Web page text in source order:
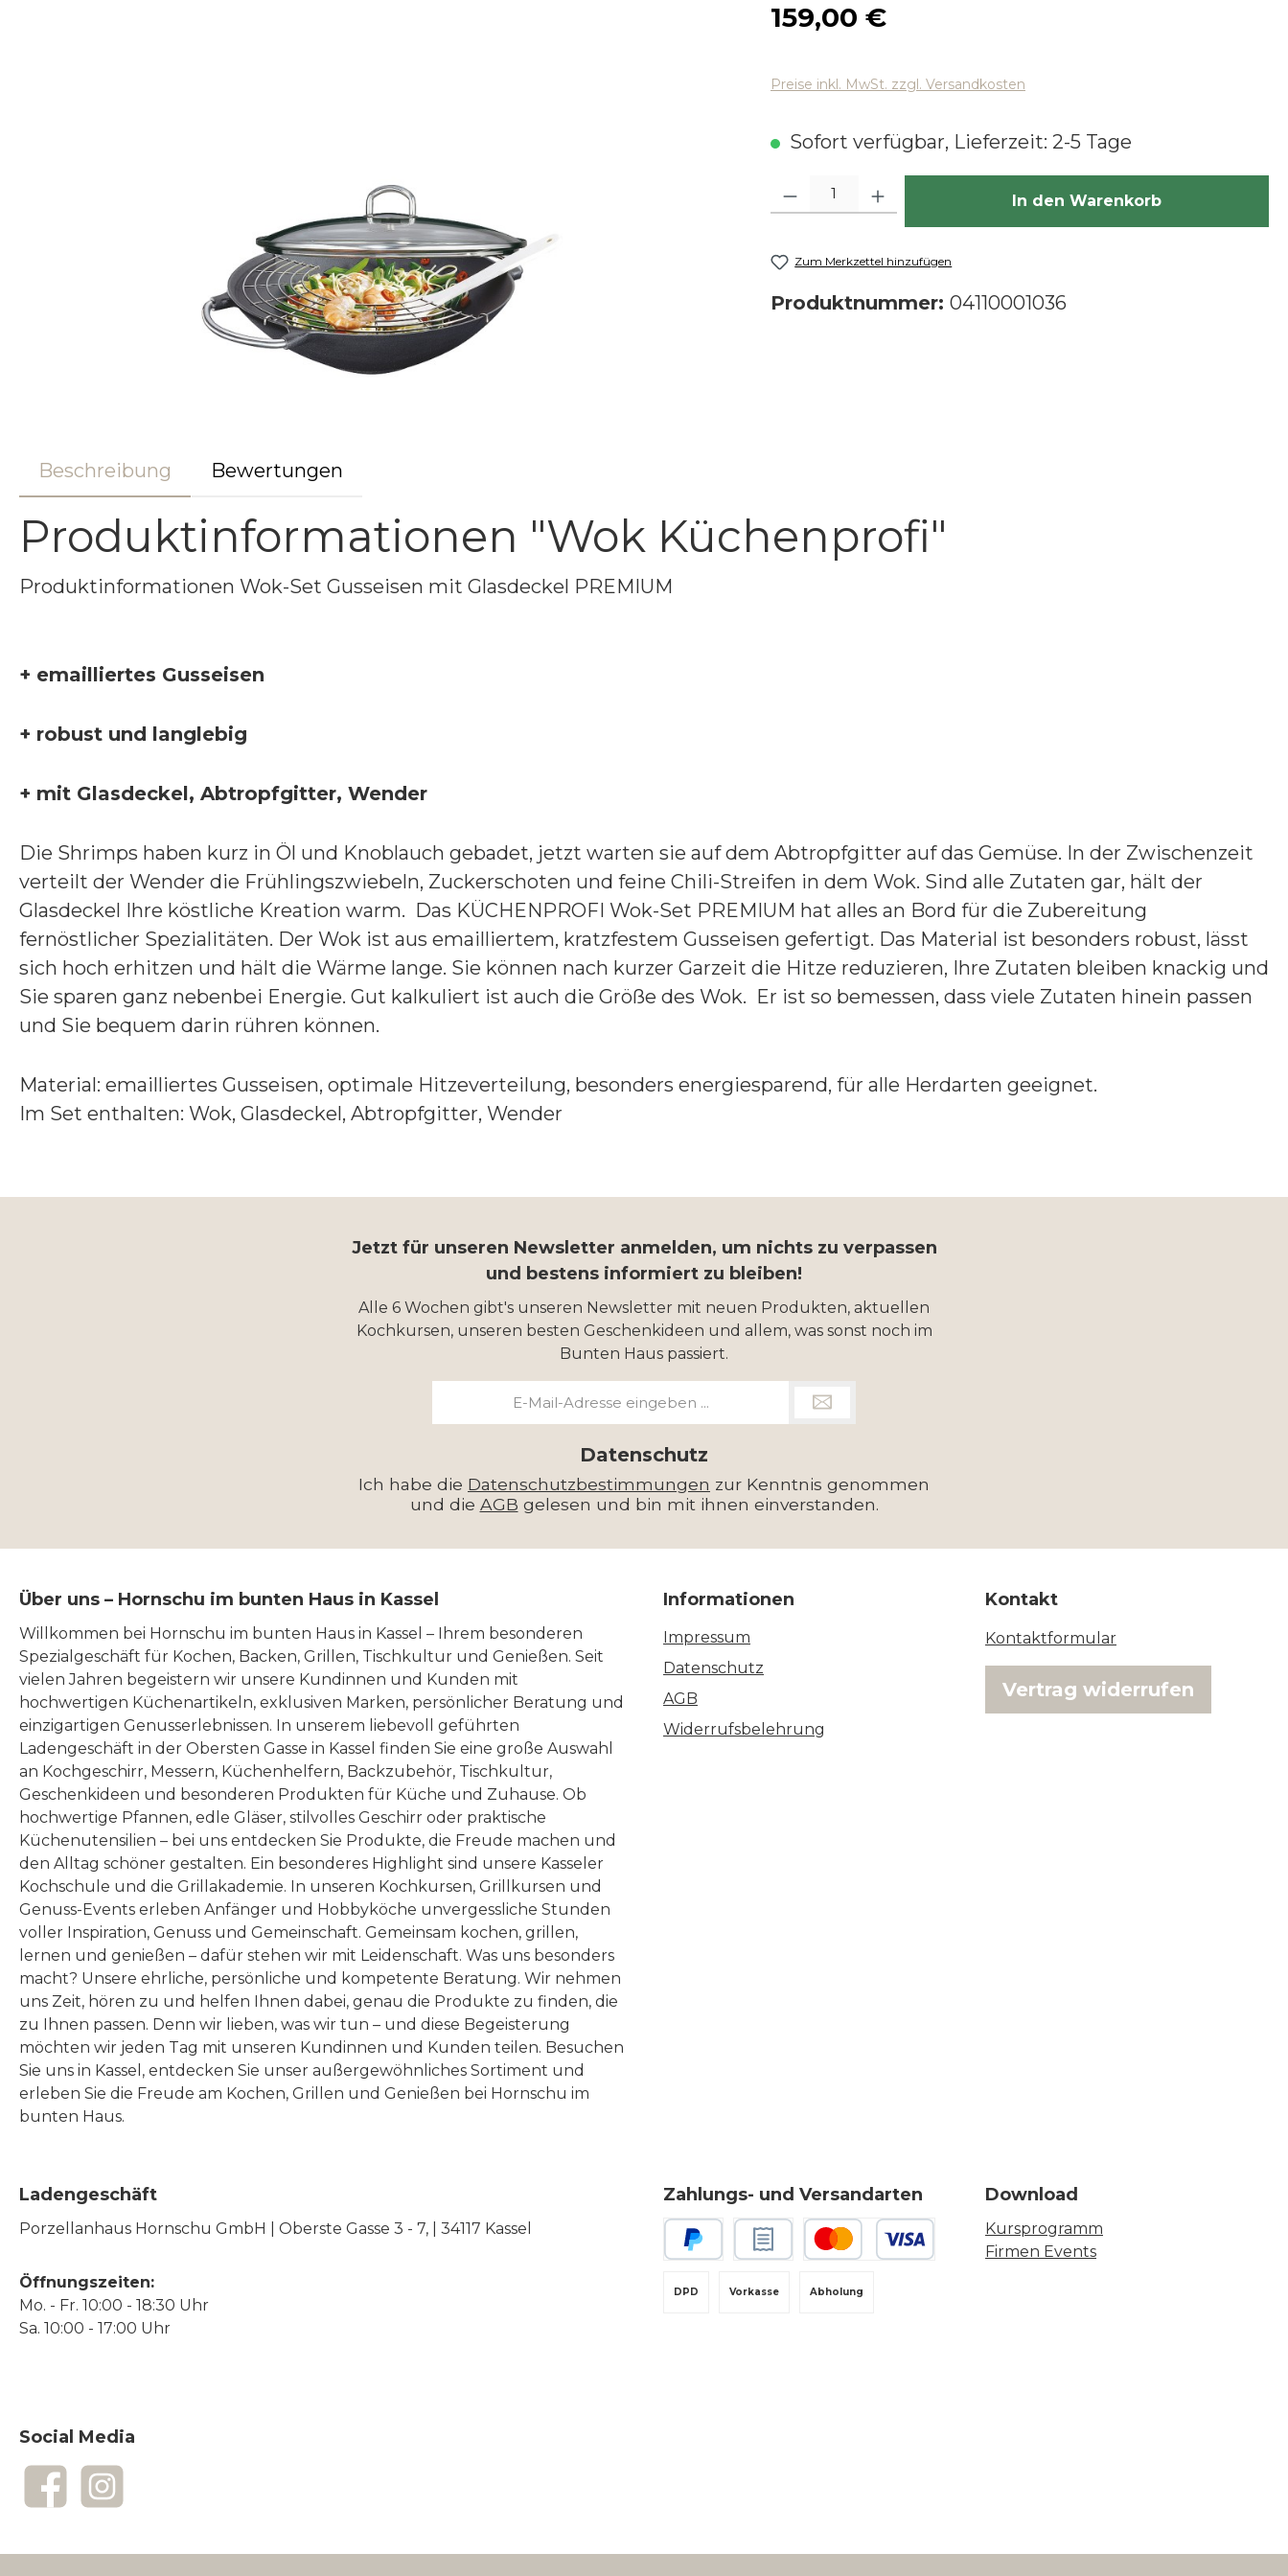
Regulärer Preis:
159,00 €
Preise inkl. MwSt. zzgl. Versandkosten
Sofort verfügbar, Lieferzeit: 2-5 Tage
Produkt Anzahl: Gib den gewünschten Wert ein oder benutze die
In den Warenkorb
Zum Merkzettel hinzufügen
Produktnummer: 04110001036
Beschreibung Bewertungen
Produktinformationen "Wok Küchenprofi"
Produktinformationen Wok-Set Gusseisen mit Glasdeckel PREMIUM
+ emailliertes Gusseisen
+ robust und langlebig
+ mit Glasdeckel, Abtropfgitter, Wender
Die Shrimps haben kurz in Öl und Knoblauch gebadet, jetzt warten sie auf dem Abtropfgitter auf das Gemüse. In der Zwischenzeit
verteilt der Wender die Frühlingszwiebeln, Zuckerschoten und feine Chili-Streifen in dem Wok. Sind alle Zutaten gar, hält der
Glasdeckel Ihre köstliche Kreation warm. Das KÜCHENPROFI Wok-Set PREMIUM hat alles an Bord für die Zubereitung
fernöstlicher Spezialitäten. Der Wok ist aus emailliertem, kratzfestem Gusseisen gefertigt. Das Material ist besonders robust, lässt
sich hoch erhitzen und hält die Wärme lange. Sie können nach kurzer Garzeit die Hitze reduzieren, Ihre Zutaten bleiben knackig und
Sie sparen ganz nebenbei Energie. Gut kalkuliert ist auch die Größe des Wok. Er ist so bemessen, dass viele Zutaten hinein passen
und Sie bequem darin rühren können.
Material: emailliertes Gusseisen, optimale Hitzeverteilung, besonders energiesparend, für alle Herdarten geeignet.
Im Set enthalten: Wok, Glasdeckel, Abtropfgitter, Wender
Jetzt für unseren Newsletter anmelden, um nichts zu verpassen
und bestens informiert zu bleiben!
Alle 6 Wochen gibt's unseren Newsletter mit neuen Produkten, aktuellen
Kochkursen, unseren besten Geschenkideen und allem, was sonst noch im
Bunten Haus passiert.
Datenschutz
Ich habe die Datenschutzbestimmungen zur Kenntnis genommen
und die AGB gelesen und bin mit ihnen einverstanden.
Über uns – Hornschu im bunten Haus in Kassel
Willkommen bei Hornschu im bunten Haus in Kassel – Ihrem besonderen
Spezialgeschäft für Kochen, Backen, Grillen, Tischkultur und Genießen. Seit
vielen Jahren begeistern wir unsere Kundinnen und Kunden mit
hochwertigen Küchenartikeln, exklusiven Marken, persönlicher Beratung und
einzigartigen Genusserlebnissen. In unserem liebevoll geführten
Ladengeschäft in der Obersten Gasse in Kassel finden Sie eine große Auswahl
an Kochgeschirr, Messern, Küchenhelfern, Backzubehör, Tischkultur,
Geschenkideen und besonderen Produkten für Küche und Zuhause. Ob
hochwertige Pfannen, edle Gläser, stilvolles Geschirr oder praktische
Küchenutensilien – bei uns entdecken Sie Produkte, die Freude machen und
den Alltag schöner gestalten. Ein besonderes Highlight sind unsere Kasseler
Kochschule und die Grillakademie. In unseren Kochkursen, Grillkursen und
Genuss-Events erleben Anfänger und Hobbyköche unvergessliche Stunden
voller Inspiration, Genuss und Gemeinschaft. Gemeinsam kochen, grillen,
lernen und genießen – dafür stehen wir mit Leidenschaft. Was uns besonders
macht? Unsere ehrliche, persönliche und kompetente Beratung. Wir nehmen
uns Zeit, hören zu und helfen Ihnen dabei, genau die Produkte zu finden, die
zu Ihnen passen. Denn wir lieben, was wir tun – und diese Begeisterung
möchten wir jeden Tag mit unseren Kundinnen und Kunden teilen. Besuchen
Sie uns in Kassel, entdecken Sie unser außergewöhnliches Sortiment und
erleben Sie die Freude am Kochen, Grillen und Genießen bei Hornschu im
bunten Haus.
Informationen
Impressum
Datenschutz
AGB
Widerrufsbelehrung
Kontakt
Kontaktformular
Vertrag widerrufen
Ladengeschäft
Porzellanhaus Hornschu GmbH | Oberste Gasse 3 - 7, | 34117 Kassel
Öffnungszeiten:
Mo. - Fr. 10:00 - 18:30 Uhr
Sa. 10:00 - 17:00 Uhr
Zahlungs- und Versandarten
Vorkasse
DPD Abholung
Download
Kursprogramm
Firmen Events
Social Media
FacebookInstagram